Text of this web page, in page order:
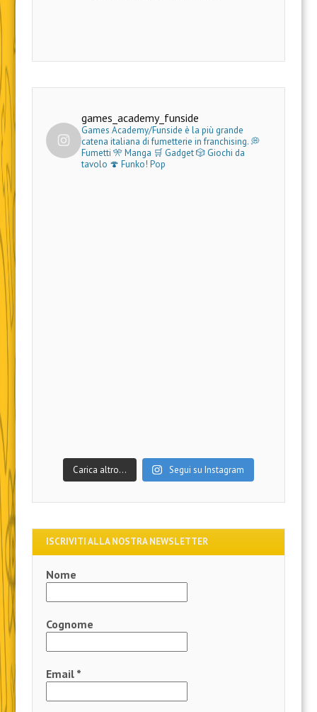
games_academy_funside
Games Academy/Funside è la più grande
catena italiana di fumetterie in franchising.💭
Fumetti 🎌 Manga 🛒 Gadget🎲 Giochi da
tavolo 🍄 Funko! Pop
Carica altro… Segui su Instagram
ISCRIVITI ALLA NOSTRA NEWSLETTER
Nome
Cognome
Email *